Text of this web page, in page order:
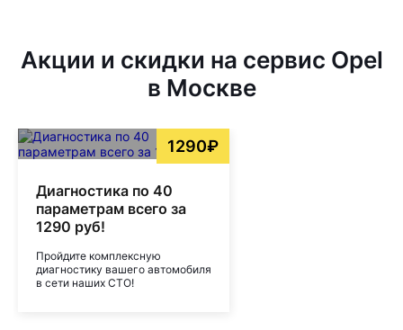
Акции и скидки на сервис Opel
в Москве
1290₽
Диагностика по 40
параметрам всего за
1290 руб!
Пройдите комплексную
диагностику вашего автомобиля
в сети наших СТО!